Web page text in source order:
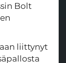
Bolt
liittynyt